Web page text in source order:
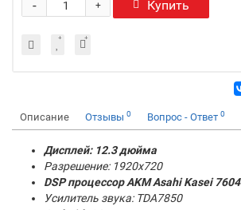
+
- Купить
Описание Отзывы 0 Вопрос - Ответ 0
Дисплей: 12.3 дюйма
Разрешение: 1920x720
DSP процессор AKM Asahi Kasei 7604
Усилитель звука: TDA7850